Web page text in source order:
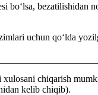
bezatilishidan
uchun qoʻlda
chiqarish
kelib chiqib).